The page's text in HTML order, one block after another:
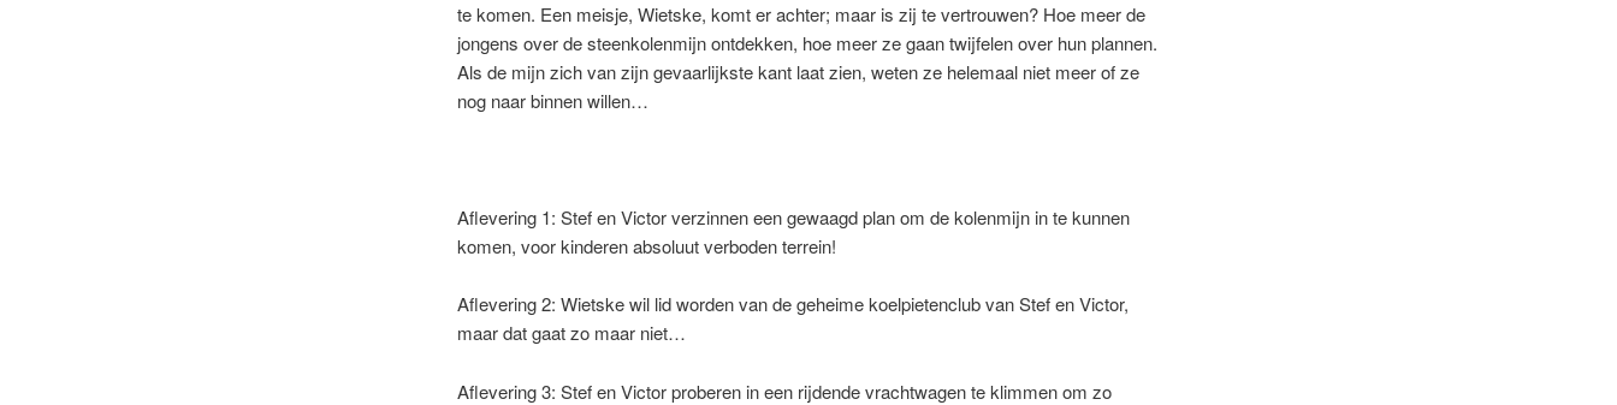
te komen. Een meisje, Wietske, komt er achter; maar is zij te vertrouwen? Hoe meer de
jongens over de steenkolenmijn ontdekken, hoe meer ze gaan twijfelen over hun plannen.
Als de mijn zich van zijn gevaarlijkste kant laat zien, weten ze helemaal niet meer of ze
nog naar binnen willen…
Aflevering 1: Stef en Victor verzinnen een gewaagd plan om de kolenmijn in te kunnen
komen, voor kinderen absoluut verboden terrein!
Aflevering 2: Wietske wil lid worden van de geheime koelpietenclub van Stef en Victor,
maar dat gaat zo maar niet…
Aflevering 3: Stef en Victor proberen in een rijdende vrachtwagen te klimmen om zo